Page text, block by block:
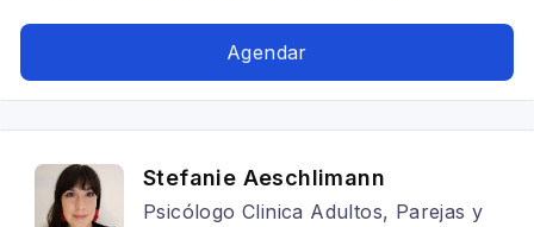
autoconocimiento, eneagrama de personalidad,
Trastornos de la personalidad, Mindfulness,
coaching, liderazgo
Agendar
Stefanie Aeschlimann
Psicólogo Clinica Adultos, Parejas y